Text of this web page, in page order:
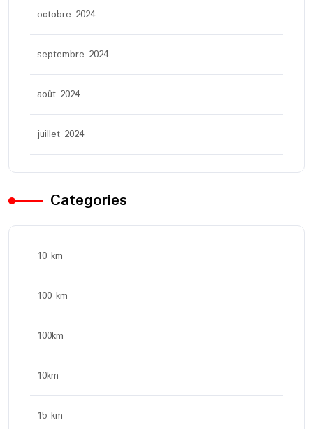
octobre 2024
septembre 2024
août 2024
juillet 2024
Categories
10 km
100 km
100km
10km
15 km